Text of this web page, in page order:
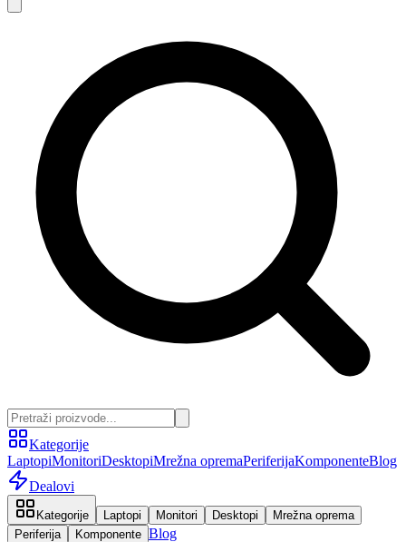
Kategorije
LaptopiMonitoriDesktopiMrežna opremaPeriferijaKomponenteBlog
Dealovi
Kategorije Laptopi Monitori Desktopi
Mrežna oprema
Periferija
Komponente Blog